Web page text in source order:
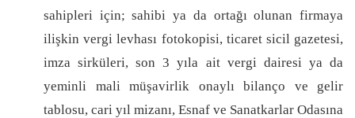
sahipleri için; sahibi ya da ortağı olunan firmaya
ilişkin vergi levhası fotokopisi, ticaret sicil gazetesi,
imza sirküleri, son 3 yıla ait vergi dairesi ya da
yeminli mali müşavirlik onaylı bilanço ve gelir
tablosu, cari yıl mizanı, Esnaf ve Sanatkarlar Odasına